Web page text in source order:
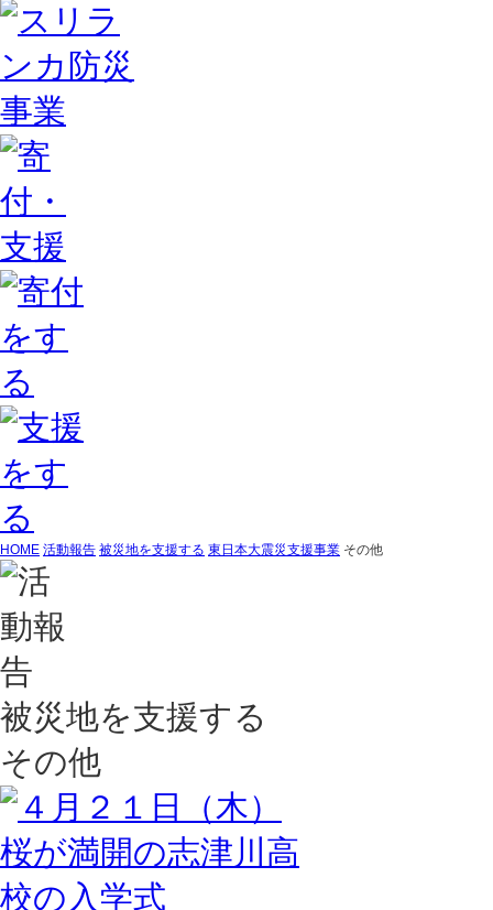
HOME 活動報告 被災地を支援する 東日本大震災支援事業 その他
被災地を支援する
その他